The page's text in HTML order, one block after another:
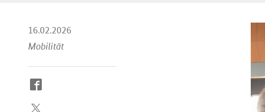
16.02.2026
Mobilität
So
Sie